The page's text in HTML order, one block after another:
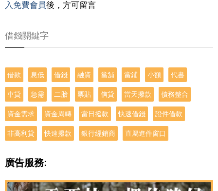
入免費會員後，方可留言
借錢關鍵字
借款 息低 借錢 融資 當舖 當鋪 小額 代書
車貸 急需 二胎 票貼 信貸 當天撥款 債務整合
資金需求 資金周轉 當日撥款 快速借錢 證件借款
非高利貸 快速撥款 銀行經銷商 直屬進件窗口
廣告服務: